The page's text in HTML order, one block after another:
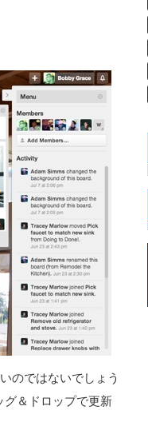
のではないでしょう
＆ドロップで更新